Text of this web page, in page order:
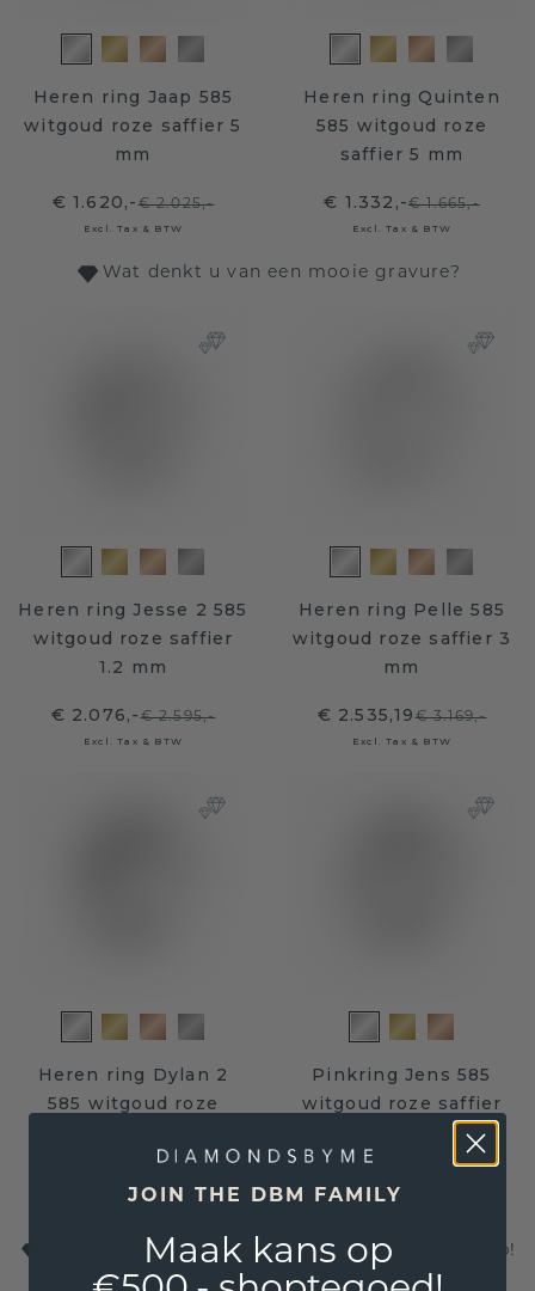
Heren ring Jaap 585
witgoud roze saffier 5
mm
€ 1.620,-€ 2.025,-
Excl. Tax & BTW
Heren ring Quinten
585 witgoud roze
saffier 5 mm
€ 1.332,-€ 1.665,-
Excl. Tax & BTW
Wat denkt u van een mooie gravure?
Heren ring Jesse 2 585
witgoud roze saffier
1.2 mm
€ 2.076,-€ 2.595,-
Excl. Tax & BTW
Heren ring Pelle 585
witgoud roze saffier 3
mm
€ 2.535,19€ 3.169,-
Excl. Tax & BTW
Heren ring Dylan 2
585 witgoud roze
Pinkring Jens 585
witgoud roze saffier
Wij vervaardigen ook uw eigen, unieke ontwerp!
JOIN THE DBM FAMILY
Maak kans op